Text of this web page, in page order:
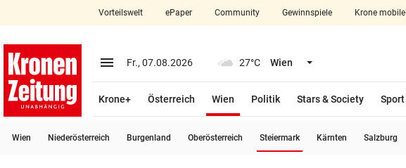
closeSchließen
account_circle Anmelden
arrow_right
Bundesland auswählen
Vorteilswelt ePaper Community Gewinnspiele Krone mobile
menu Menü aufklappen
Fr., 07.08.2026 27°C Wien Menü aufklappen
Krone+ Österreich Wien
Politik
Stars & Society Sport
Wien Niederösterreich Burgenland Oberösterreich Steiermark Kärnten Salzburg